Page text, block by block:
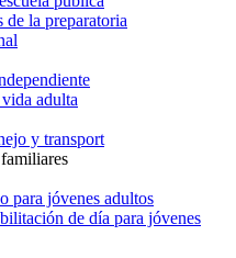
de la preparatoria
adulta
y transport
para jóvenes adultos
de día para jóvenes